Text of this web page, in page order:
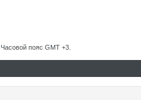
. Часовой пояс GMT +3.